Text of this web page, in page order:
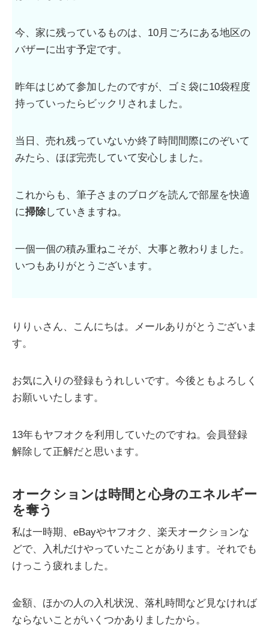
今、家に残っているものは、10月ごろにある地区の
バザーに出す予定です。
昨年はじめて参加したのですが、ゴミ袋に10袋程度
持っていったらビックリされました。
当日、売れ残っていないか終了時間間際にのぞいて
みたら、ほぼ完売していて安心しました。
これからも、筆子さまのブログを読んで部屋を快適
に掃除していきますね。
一個一個の積み重ねこそが、大事と教わりました。
いつもありがとうございます。
りりぃさん、こんにちは。メールありがとうございま
す。
お気に入りの登録もうれしいです。今後ともよろしく
お願いいたします。
13年もヤフオクを利用していたのですね。会員登録
解除して正解だと思います。
オークションは時間と心身のエネルギー
を奪う
私は一時期、eBayやヤフオク、楽天オークションな
どで、入札だけやっていたことがあります。それでも
けっこう疲れました。
金額、ほかの人の入札状況、落札時間など見なければ
ならないことがいくつかありましたから。